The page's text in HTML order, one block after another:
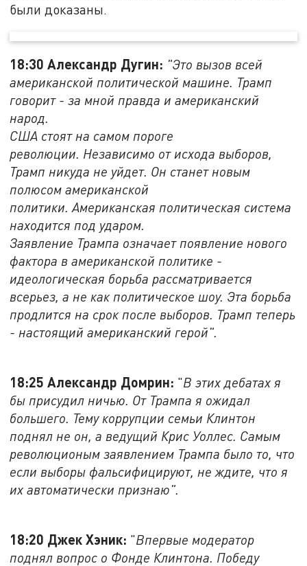
были доказаны.
18:30 Александр Дугин: "Это вызов всей
американской политической машине. Трамп
говорит - за мной правда и американский
народ.
США стоят на самом пороге
революции. Независимо от исхода выборов,
Трамп никуда не уйдет. Он станет новым
полюсом американской
политики. Американская политическая система
находится под ударом.
Заявление Трампа означает появление нового
фактора в американской политике -
идеологическая борьба рассматривается
всерьез, а не как политическое шоу. Эта борьба
продлится на срок после выборов. Трамп теперь
- настоящий американский герой".
18:25 Александр Домрин: "В этих дебатах я
бы присудил ничью. От Трампа я ожидал
большего. Тему коррупции семьи Клинтон
поднял не он, а ведущий Крис Уоллес. Самым
революционым заявлением Трампа было то, что
если выборы фальсифицируют, не ждите, что я
их автоматически признаю".
18:20 Джек Хэник: "Впервые модератор
поднял вопрос о Фонде Клинтона. Победу